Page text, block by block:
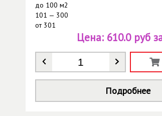
до 100 м2
101 — 300
от301
Количество
Цена: 610.0 руб
Подробнее